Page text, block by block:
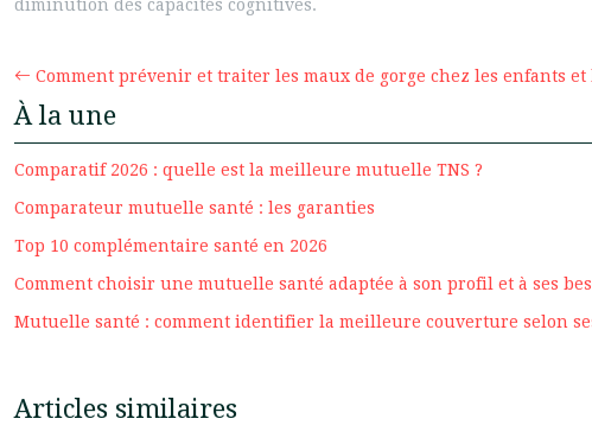
diminution des capacités cognitives.
Comment prévenir et traiter les maux de gorge chez les enfants et
À la une
Comparatif 2026 : quelle est la meilleure mutuelle TNS ?
Comparateur mutuelle santé : les garanties
Top 10 complémentaire santé en 2026
Comment choisir une mutuelle santé adaptée à son profil et à ses
Mutuelle santé : comment identifier la meilleure couverture selon
Articles similaires